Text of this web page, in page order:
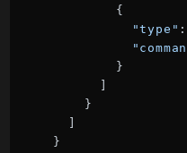
          {
"type"
          }
      }
  }